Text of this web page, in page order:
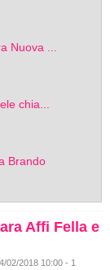
Nuova ...
chia...
Brando
Affi Fella e
02/2018 10:00 - 1